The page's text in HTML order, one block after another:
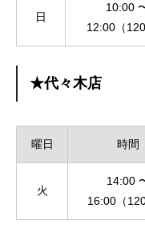
日
10:00
12:00（120
★代々木店
曜日 時間
火
14:00
16:00（120